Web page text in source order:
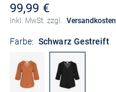
99,99 €
Inkl. MwSt. zzgl. Versandkosten
Farbe: Schwarz Gestreift